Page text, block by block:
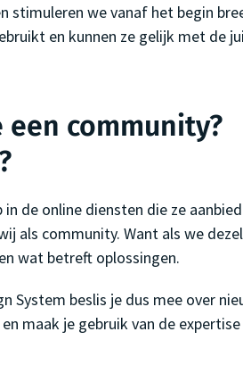
stimuleren we vanaf het begin
en kunnen ze gelijk met de
community?
de online diensten die ze
als community. Want als we
wat betreft oplossingen.
System beslis je dus mee over
maak je gebruik van de